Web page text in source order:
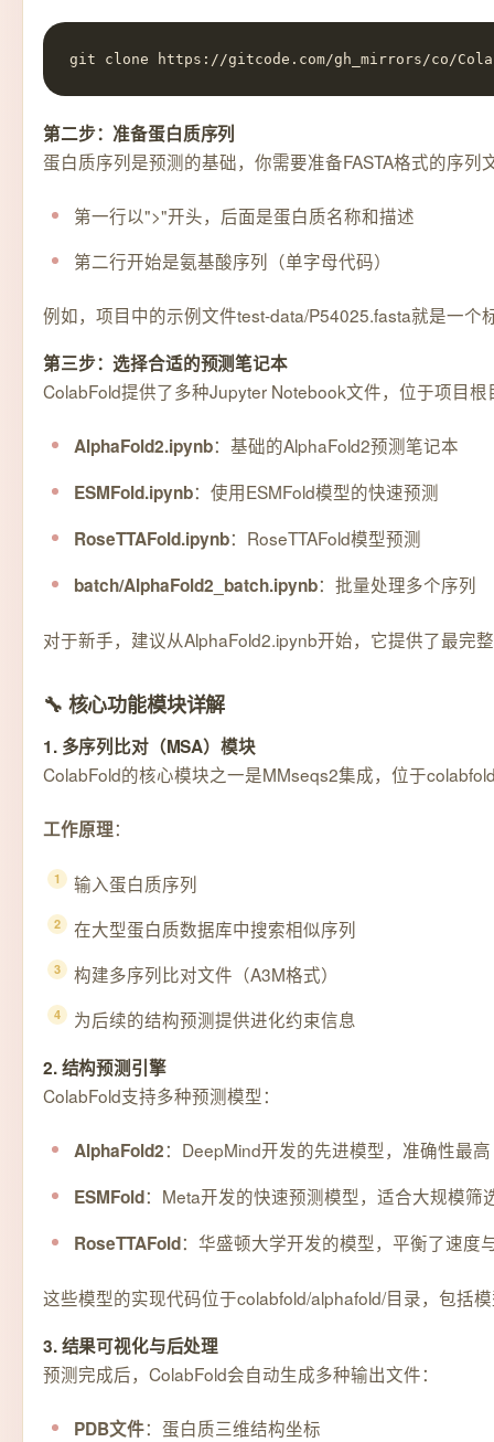
git clone https://gitcode.com/gh_mirrors/co/
第二步：准备蛋白质序列
蛋白质序列是预测的基础，你需要准备FASTA格式的序列
第一行以">"开头，后面是蛋白质名称和描述
第二行开始是氨基酸序列（单字母代码）
例如，项目中的示例文件test-data/P54025.fasta就是一个
第三步：选择合适的预测笔记本
ColabFold提供了多种Jupyter Notebook文件，位于项目根
AlphaFold2.ipynb：基础的AlphaFold2预测笔记本
ESMFold.ipynb：使用ESMFold模型的快速预测
RoseTTAFold.ipynb：RoseTTAFold模型预测
batch/AlphaFold2_batch.ipynb：批量处理多个序列
对于新手，建议从AlphaFold2.ipynb开始，它提供了最完
🔧 核心功能模块详解
1. 多序列比对（MSA）模块
ColabFold的核心模块之一是MMseqs2集成，位于
工作原理：
输入蛋白质序列
在大型蛋白质数据库中搜索相似序列
构建多序列比对文件（A3M格式）
为后续的结构预测提供进化约束信息
2. 结构预测引擎
ColabFold支持多种预测模型：
AlphaFold2：DeepMind开发的先进模型，准确性最高
ESMFold：Meta开发的快速预测模型，适合大规模筛
RoseTTAFold：华盛顿大学开发的模型，平衡了速度
这些模型的实现代码位于colabfold/alphafold/目录，包括
3. 结果可视化与后处理
预测完成后，ColabFold会自动生成多种输出文件：
PDB文件：蛋白质三维结构坐标